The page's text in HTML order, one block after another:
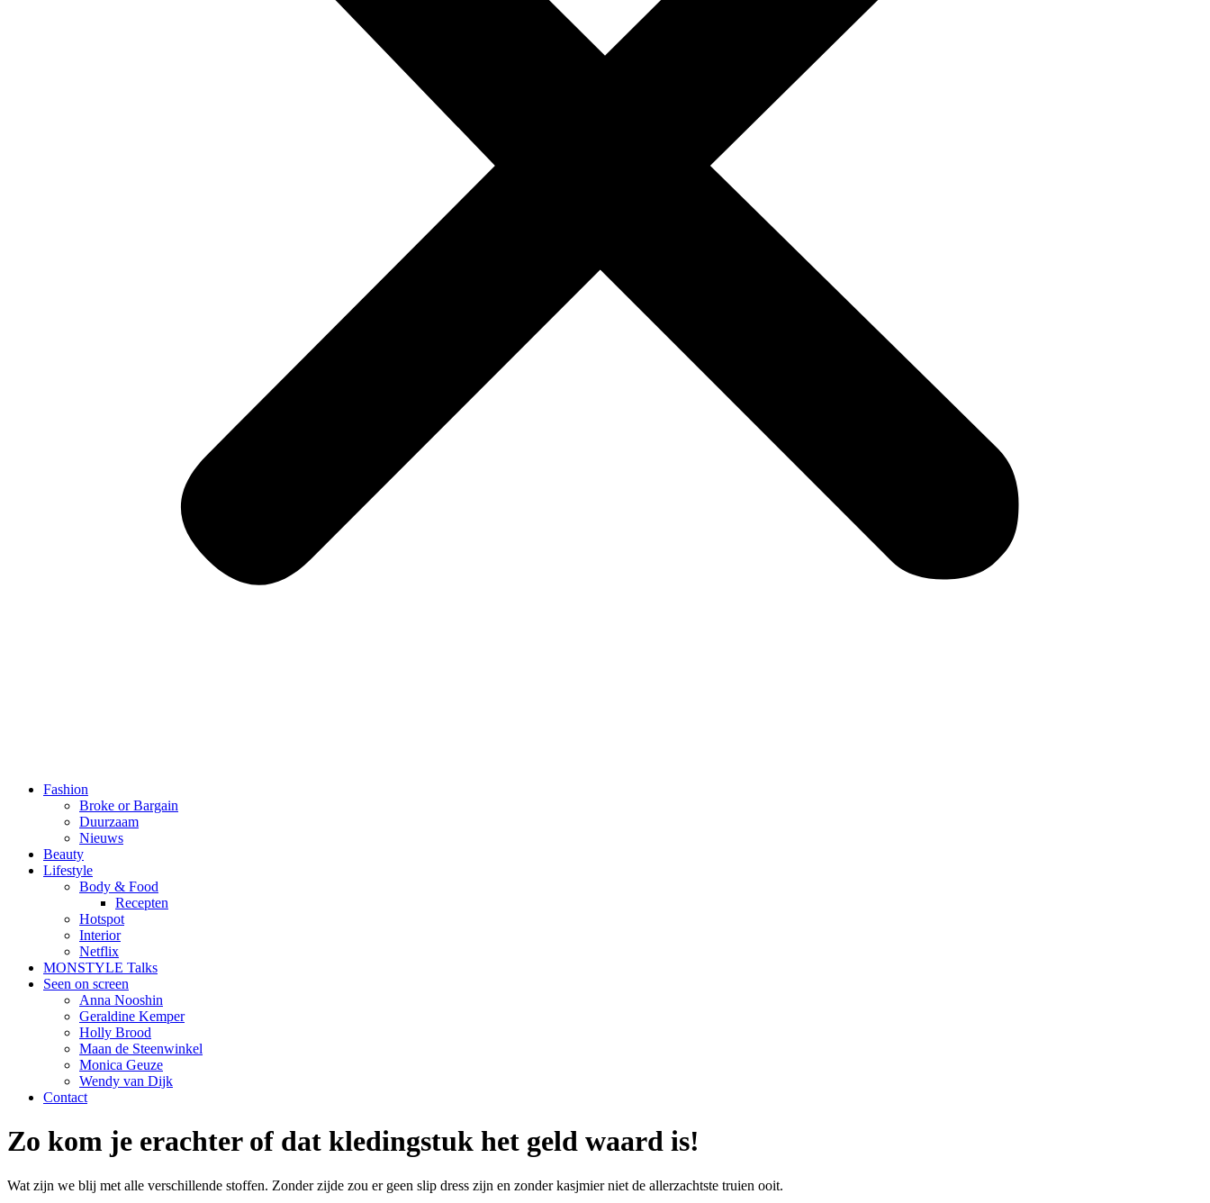
Fashion
Broke or Bargain
Duurzaam
Nieuws
Beauty
Lifestyle
Body & Food
Recepten
Hotspot
Interior
Netflix
MONSTYLE Talks
Seen on screen
Anna Nooshin
Geraldine Kemper
Holly Brood
Maan de Steenwinkel
Monica Geuze
Wendy van Dijk
Contact
Zo kom je erachter of dat kledingstuk het geld waard is!
Wat zijn we blij met alle verschillende stoffen. Zonder zijde zou er geen slip dress zijn en zonder kasjmier niet de allerzachtste truien ooit.